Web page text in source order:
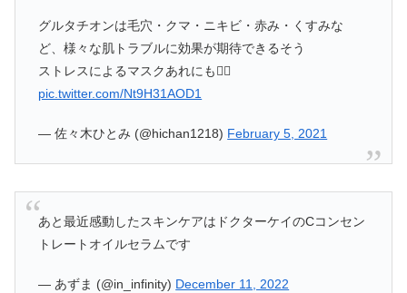
グルタチオンは毛穴・クマ・ニキビ・赤み・くすみな
ど、様々な肌トラブルに効果が期待できるそう
ストレスによるマスクあれにも🙆‍♀️
pic.twitter.com/Nt9H31AOD1
— 佐々木ひとみ (@hichan1218) February 5, 2021
あと最近感動したスキンケアはドクターケイのCコンセン
トレートオイルセラムです
— あずま (@in_infinity) December 11, 2022